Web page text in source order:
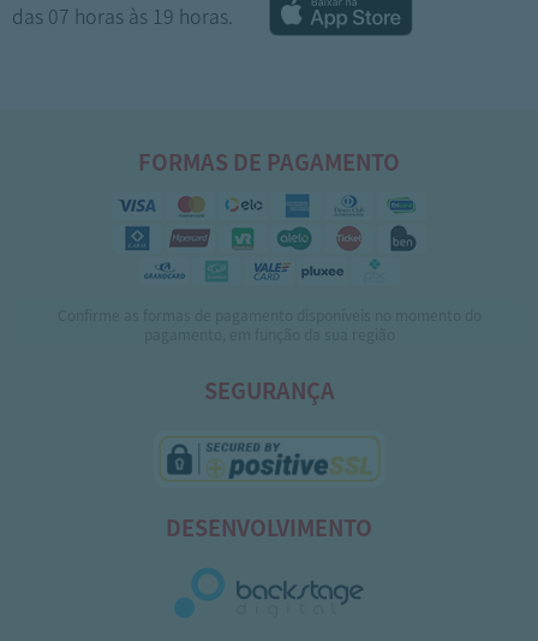
das 07 horas às 19 horas.
FORMAS DE PAGAMENTO
SEGURANÇA
DESENVOLVIMENTO